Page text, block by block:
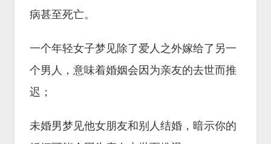
病甚至死亡。
一个年轻女子梦见除了爱人之外嫁给了另一
个男人，意味着婚姻会因为亲友的去世而推
迟；
未婚男梦见他女朋友和别人结婚，暗示你的